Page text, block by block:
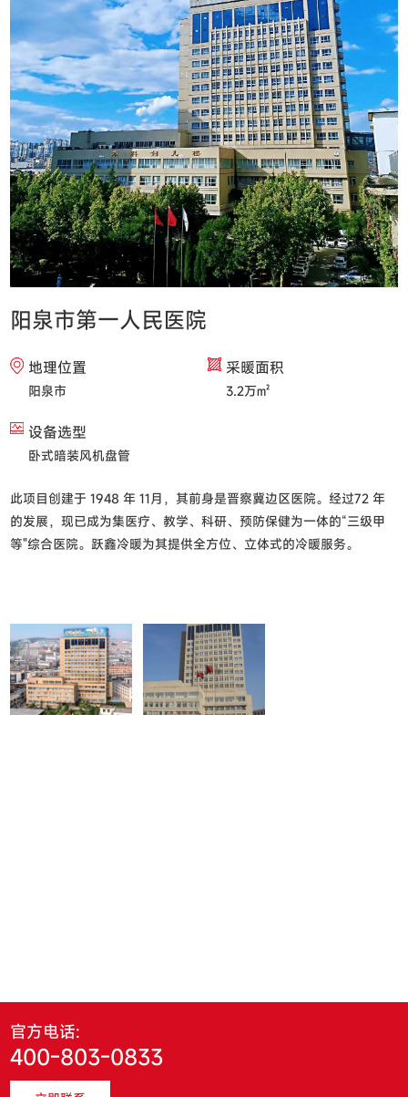
阳泉市第一人民医院
地理位置
阳泉市
采暖面积
3.2万㎡
设备选型
卧式暗装风机盘管
此项目创建于 1948 年 11月，其前身是晋察冀边区医院。经过72 年
的发展，现已成为集医疗、教学、科研、预防保健为一体的“三级甲
等"综合医院。跃鑫冷暖为其提供全方位、立体式的冷暖服务。
官方电话:
400-803-0833